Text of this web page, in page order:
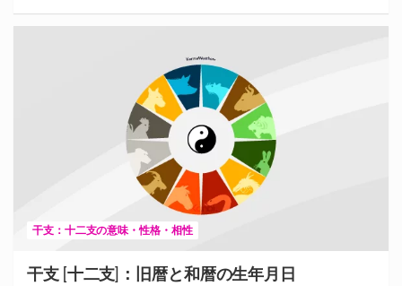
干支：十二支の意味・性格・相性
干支 [十二支]：旧暦と和暦の生年月日